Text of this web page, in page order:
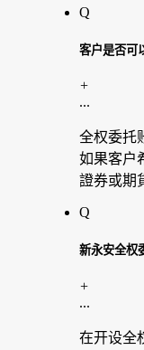
Q
客户是否可
+
...
全权委托
如果客户
證券或期
Q
新永安全权
+
...
在开设全